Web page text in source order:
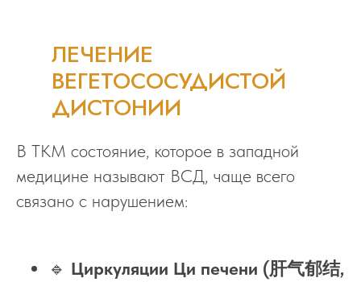
ЛЕЧЕНИЕ
ВЕГЕТОСОСУДИСТОЙ
ДИСТОНИИ
В ТКМ состояние, которое в западной
медицине называют ВСД, чаще всего
связано с нарушением:
🔹 Циркуляции Ци печени (肝气郁结,